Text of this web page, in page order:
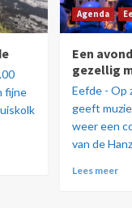
fijne
Agenda
Een
gezellig
Eefde - Op
geeft
weer een
van de
Lees meer